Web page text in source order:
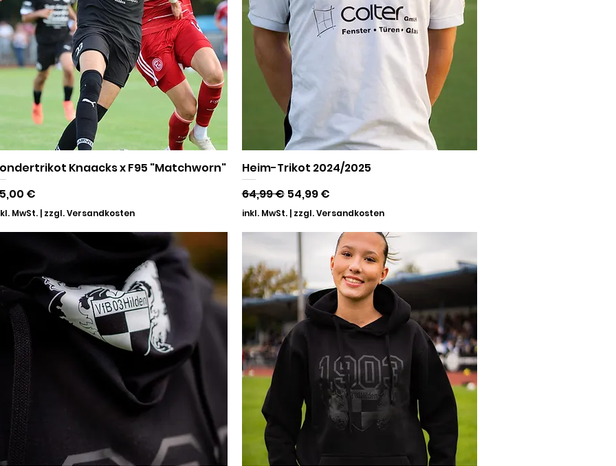
Knaacks x F95 "Matchworn"
€
MwSt. | zzgl. Versandkosten
Heim-Trikot 2024/2025
Standardpreis
64,99 € Sale-Preis
54,99 €
inkl. MwSt.| zzgl. Versandkosten